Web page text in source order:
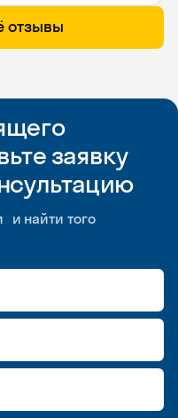
отзывы
заявку
найти того